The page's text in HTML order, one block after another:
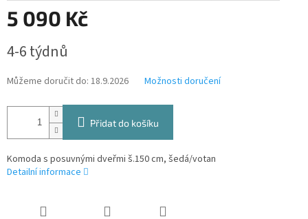
5 090 Kč
cena:
4-6 týdnů
Můžeme doručit do: 18.9.2026 Možnosti doručení
Přidat do košíku
Komoda s posuvnými dveřmi š.150 cm, šedá/votan
Detailní informace